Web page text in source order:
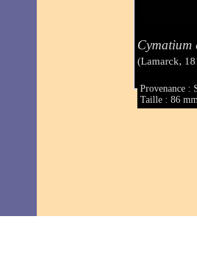
Cymatium
(Lamarck,
Provenance :
Taille : 86